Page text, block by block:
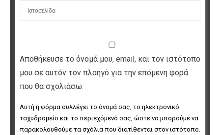
Αποθήκευσε το όνομά μου, email, και τον ιστότοπο
μου σε αυτόν τον πλοηγό για την επόμενη φορά
που θα σχολιάσω.
Αυτή η φόρμα συλλέγει το όνομά σας, το ηλεκτρονικό
ταχυδρομείο και το περιεχόμενό σας, ώστε να μπορούμε να
παρακολουθούμε τα σχόλια που διατίθενται στον ιστότοπο.